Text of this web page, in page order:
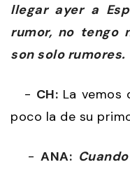
llegar ayer a
rumor, no tengo
son solo rumores.
- CH: La vemos
poco la de su
-ANA: